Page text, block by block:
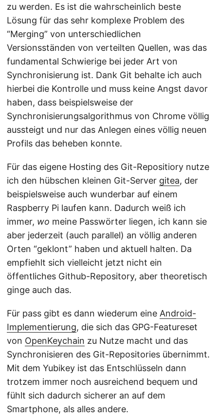
zu werden. Es ist die wahrscheinlich beste
Lösung für das sehr komplexe Problem des
“Merging” von unterschiedlichen
Versionsständen von verteilten Quellen, was das
fundamental Schwierige bei jeder Art von
Synchronisierung ist. Dank Git behalte ich auch
hierbei die Kontrolle und muss keine Angst davor
haben, dass beispielsweise der
Synchronisierungsalgorithmus von Chrome völlig
aussteigt und nur das Anlegen eines völlig neuen
Profils das beheben konnte.
Für das eigene Hosting des Git-Repositiory nutze
ich den hübschen kleinen Git-Server gitea, der
beispielsweise auch wunderbar auf einem
Raspberry Pi laufen kann. Dadurch weiß ich
immer, wo meine Passwörter liegen, ich kann sie
aber jederzeit (auch parallel) an völlig anderen
Orten “geklont” haben und aktuell halten. Da
empfiehlt sich vielleicht jetzt nicht ein
öffentliches Github-Repository, aber theoretisch
ginge auch das.
Für pass gibt es dann wiederum eine Android-
Implementierung, die sich das GPG-Featureset
von OpenKeychain zu Nutze macht und das
Synchronisieren des Git-Repositories übernimmt.
Mit dem Yubikey ist das Entschlüsseln dann
trotzem immer noch ausreichend bequem und
fühlt sich dadurch sicherer an auf dem
Smartphone, als alles andere.